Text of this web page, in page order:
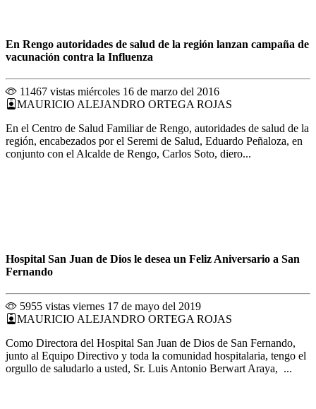
En Rengo autoridades de salud de la región lanzan campaña de
vacunación contra la Influenza
11467 vistas miércoles 16 de marzo del 2016
MAURICIO ALEJANDRO ORTEGA ROJAS
En el Centro de Salud Familiar de Rengo, autoridades de salud de la
región, encabezados por el Seremi de Salud, Eduardo Peñaloza, en
conjunto con el Alcalde de Rengo, Carlos Soto, diero...
Hospital San Juan de Dios le desea un Feliz Aniversario a San
Fernando
5955 vistas viernes 17 de mayo del 2019
MAURICIO ALEJANDRO ORTEGA ROJAS
Como Directora del Hospital San Juan de Dios de San Fernando,
junto al Equipo Directivo y toda la comunidad hospitalaria, tengo el
orgullo de saludarlo a usted, Sr. Luis Antonio Berwart Araya, ...